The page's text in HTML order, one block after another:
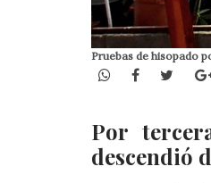
Pruebas de hisopado
WhatsApp
Facebook
Por
descendió